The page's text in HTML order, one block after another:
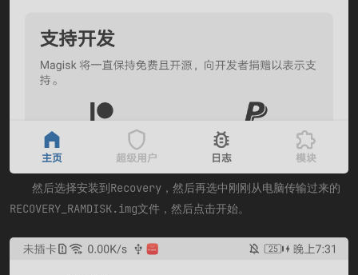
然后选择安装到Recovery，然后再选中刚刚从电脑传输过来的
RECOVERY_RAMDISK.img文件，然后点击开始。